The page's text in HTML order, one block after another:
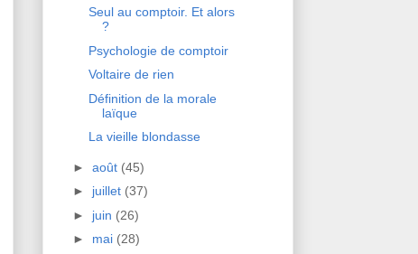
Seul au comptoir. Et alors
?
Psychologie de comptoir
Voltaire de rien
Définition de la morale
laïque
La vieille blondasse
► août (45)
► juillet (37)
► juin (26)
► mai (28)